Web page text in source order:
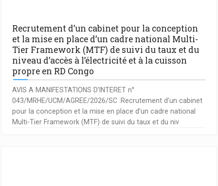
Recrutement d’un cabinet pour la conception
et la mise en place d’un cadre national Multi-
Tier Framework (MTF) de suivi du taux et du
niveau d’accès à l’électricité et à la cuisson
propre en RD Congo
AVIS A MANIFESTATIONS D’INTERET n°
043/MRHE/UCM/AGREE/2026/SC :Recrutement d’un cabinet
pour la conception et la mise en place d’un cadre national
Multi-Tier Framework (MTF) de suivi du taux et du niv